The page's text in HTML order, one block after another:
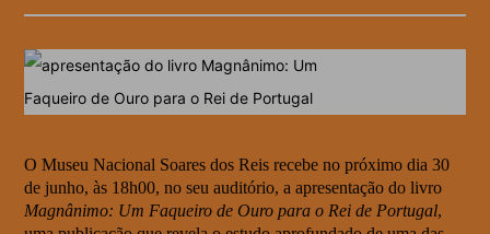
O Museu Nacional Soares dos Reis recebe no próximo dia 30
de junho, às 18h00, no seu auditório, a apresentação do livro
Magnânimo: Um Faqueiro de Ouro para o Rei de Portugal,